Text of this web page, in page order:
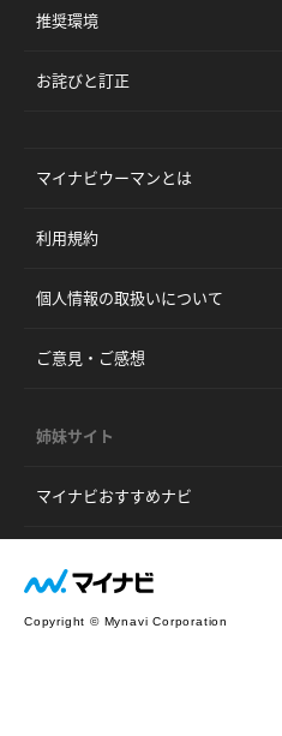
推奨環境
お詫びと訂正
マイナビウーマンとは
利用規約
個人情報の取扱いについて
ご意見・ご感想
姉妹サイト
マイナビおすすめナビ
Copyright © Mynavi Corporation